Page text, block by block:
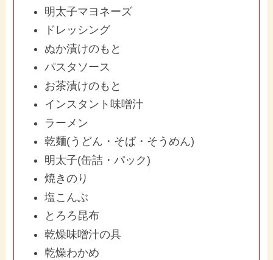
明太子マヨネーズ
ドレッシング
ぬか漬けのもと
パスタソース
お茶漬けのもと
インスタント味噌汁
ラーメン
乾麺(うどん・そば・そうめん)
明太子(缶詰・パック)
焼きのり
塩こんぶ
とろろ昆布
乾燥味噌汁の具
乾燥わかめ